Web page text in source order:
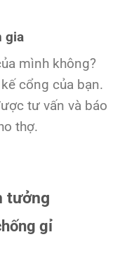
gia
mình không?
cổng của bạn.
tư vấn và báo
thợ.
tưởng
gỉ